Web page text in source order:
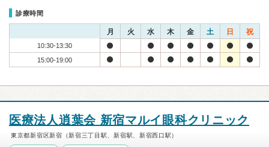
診療時間
月 火 水 木 金 土 日 祝
10:30-13:30
15:00-19:00
医療法人逍葉会 新宿マルイ眼科クリニック
東京都新宿区新宿（新宿三丁目駅、新宿駅、新宿西口駅）